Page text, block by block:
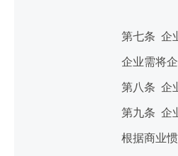
第七条 企业
企业需将企业
第八条 企业
第九条 企业
根据商业惯例